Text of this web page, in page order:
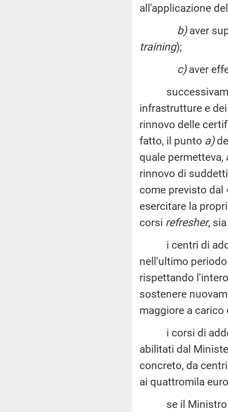
all'applicazione
b)aver
training);
c)aver
infrastrutture e
rinnovo delle
fatto, il punto a)
quale
rinnovo di
come previsto dal
esercitare la
corsi refresher,
i centri di
nell'ultimo
rispettando
sostenere
maggiore a
i corsi di
abilitati dal
concreto, da
ai quattromila
se il Ministro